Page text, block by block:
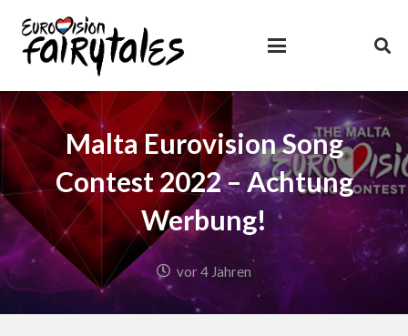
Malta Eurovision Song
Contest 2022 – Achtung
Werbung!
vor 4 Jahren